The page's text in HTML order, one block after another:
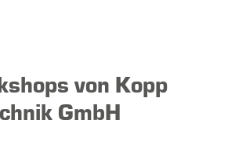
von Kopp
GmbH